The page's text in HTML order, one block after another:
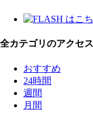
全カテゴリのアクセ
おすすめ
24時間
週間
月間